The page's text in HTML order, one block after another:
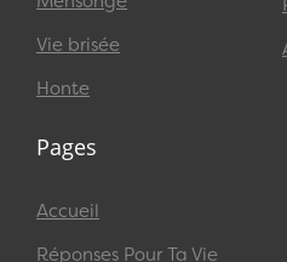
Vie brisée
Honte
Pages
Accueil
Réponses Pour Ta Vie